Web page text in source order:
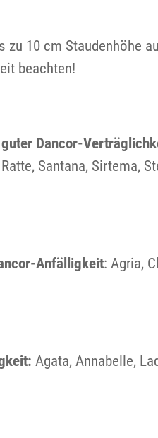
zu 10 cm Staudenhöhe
beachten!
Dancor-
Santana, Sirtema,
Anfälligkeit: Agria,
Agata, Annabelle,